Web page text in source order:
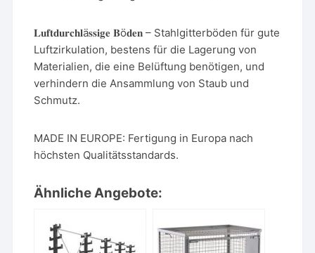
𝐋𝐮𝐟𝐭𝐝𝐮𝐫𝐜𝐡𝐥ä𝐬𝐬𝐢𝐠𝐞 𝐁ö𝐝𝐞𝐧 – Stahlgitterböden für gute
Luftzirkulation, bestens für die Lagerung von
Materialien, die eine Belüftung benötigen, und
verhindern die Ansammlung von Staub und
Schmutz.
MADE IN EUROPE: Fertigung in Europa nach
höchsten Qualitätsstandards.
Ähnliche Angebote: